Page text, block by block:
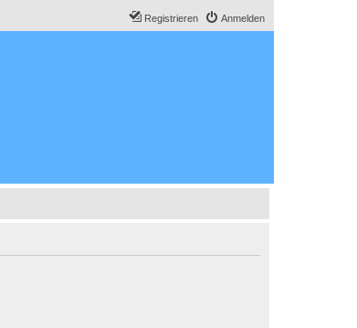
Anmelden
Registrieren